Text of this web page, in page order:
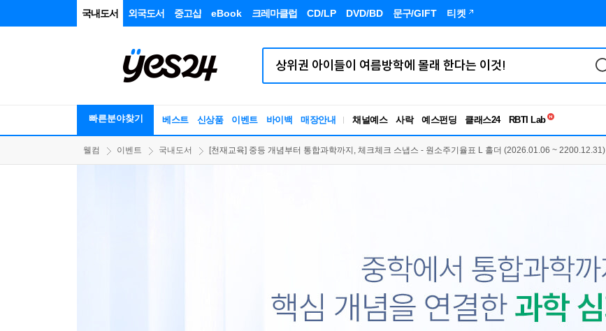
국내도서 외국도서 중고샵 eBook 크레마클럽 CD/LP DVD/BD 문구/GIFT 티켓
빠른분야찾기 베스트 신상품 이벤트 바이백 매장안내 채널예스 사락 예스펀딩 클래스24
RBTI Lab
독서유형검사
웰컴 이벤트 국내도서 [천재교육] 중등 개념부터 통합과학까지, 체크체크 스냅스 - 원소주기율표 L 홀더 (2026.01.06 ~ 2200.12.31)